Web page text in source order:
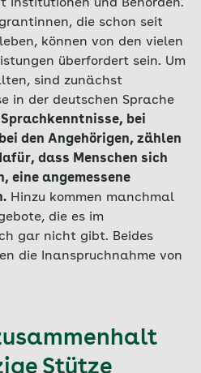
Institutionen und Behörden.
die schon seit
können von den vielen
überfordert sein. Um
sind zunächst
in der deutschen Sprache
bei
den Angehörigen, zählen
dass Menschen sich
eine angemessene
Hinzu kommen manchmal
die es im
gar nicht gibt. Beides
die Inanspruchnahme von
Stütze